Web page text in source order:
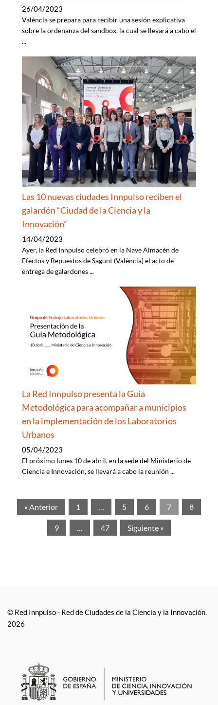
26/04/2023
València se prepara para recibir una sesión explicativa
sobre la ordenanza del sandbox, la cual se llevará a cabo el
...
Las 10 nuevas ciudades Innpulso reciben el
galardón “Ciudad de la Ciencia y la
Innovación”
14/04/2023
Ayer, la Red Innpulso celebró en la Nave Almacén de
Efectos y Repuestos de Sagunt (València) el acto de
entrega de galardones...
La Red Innpulso presenta la Guía
Metodológica para acompañar a municipios
en la implementación de los Laboratorios
Urbanos
05/04/2023
El próximo lunes 10 de abril, en la sede del Ministerio de
Ciencia e Innovación, se llevará a cabo la reunión ...
« Anterior 1 … 5 6 7 8
9 … 47 Siguiente »
© Red Innpulso - Red de Ciudades de la Ciencia y la Innovación.
2026